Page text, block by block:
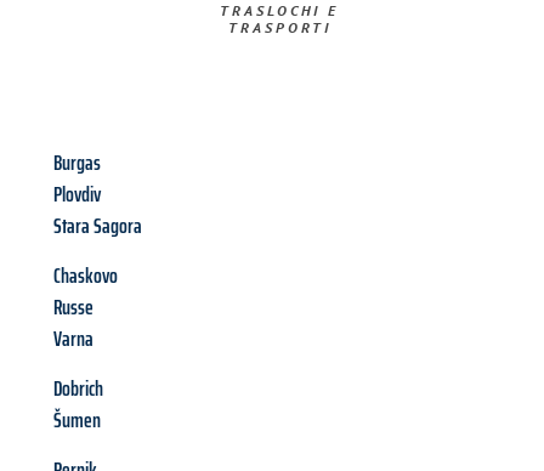
TRASLOCHI E
TRASPORTI​
Burgas
Plovdiv
Stara Sagora
Chaskovo
Russe
Varna
Dobrich
Šumen